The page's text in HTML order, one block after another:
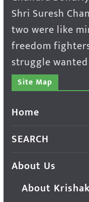
Shri Suresh
two were like
freedom
struggle
Site Map
Home
SEARCH
About Us
About